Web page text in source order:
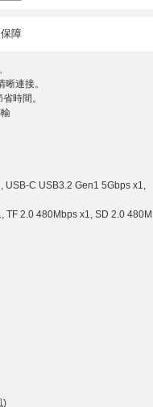
障
連接。
時間。
USB-C USB3.2 Gen1 5Gbps x1,
TF 2.0 480Mbps x1, SD 2.0 480M
)